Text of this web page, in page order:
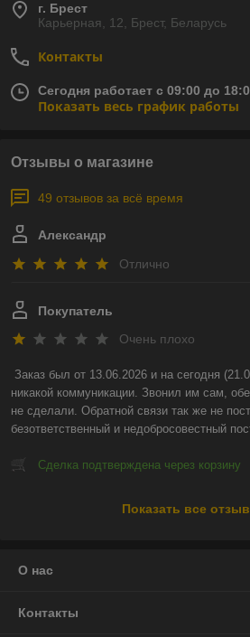
г. Брест
Карьерная, 12, Брест, Беларусь
Контакты
Сегодня работает с 09:00 до
Показать весь график работы
Отзывы о магазине
49 отзывов за всё время
Александр
Отлично
Покупатель
Очень плохо
Заказ был от 13.06.2026 и на сегодня
никакой коммуникации. Звонил им сам,
не сделали. Обратной связи так же не
безответственный и недобросовестный
Сделка подтверждена через корзину
Показать все
О нас
Контакты